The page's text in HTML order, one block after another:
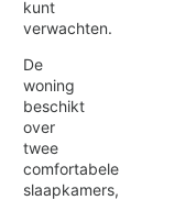
kunt
verwachten.
De
woning
beschikt
over
twee
comfortabele
slaapkamers,